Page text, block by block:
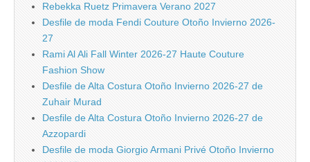
Rebekka Ruetz Primavera Verano 2027
Desfile de moda Fendi Couture Otoño Invierno 2026-
27
Rami Al Ali Fall Winter 2026-27 Haute Couture
Fashion Show
Desfile de Alta Costura Otoño Invierno 2026-27 de
Zuhair Murad
Desfile de Alta Costura Otoño Invierno 2026-27 de
Azzopardi
Desfile de moda Giorgio Armani Privé Otoño Invierno